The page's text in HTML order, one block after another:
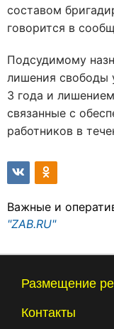
составом
говорится в
Подсудимому
лишения свободы
3 года и
связанные с
работников в
Важные и
"ZAB.RU"
Размещение
Контакты